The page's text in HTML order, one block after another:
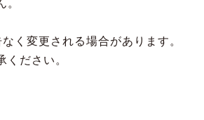
く変更される場合があります。
ださい。